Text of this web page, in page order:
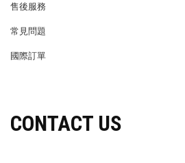
售後服務
常見問題
國際訂單
CONTACT US